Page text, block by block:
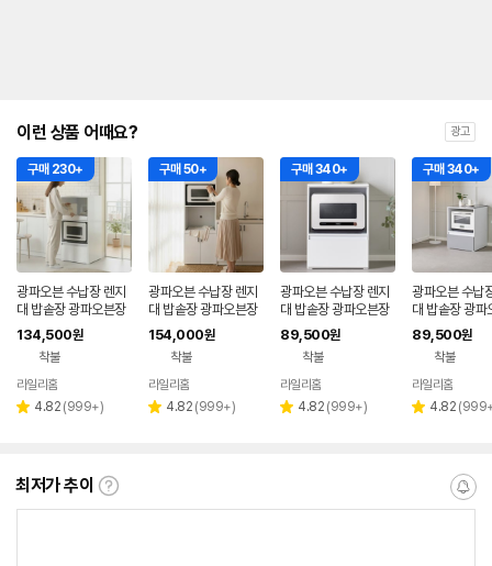
이런 상품 어때요? 광고
구매 230+
광파오븐 수납장 렌지
대 밥솥장 광파오븐장
큐커장 오븐선반 밥솥
전자렌지대 600x55
0x1200mm, 3단, 화
이트
134,500원
착불
라일리홈
별 4.82 리
(999+)
구매 50+
광파오븐 수납장 렌지
대 밥솥장 광파오븐장
큐커장 오븐선반 밥솥
전자렌지대 600x55
0x1800mm, 5단, 화
이트
154,000원
착불
라일리홈
별 4.82 리
(999+)
구매 340+
광파오븐 수납장 렌지
대 밥솥장 광파오븐장
큐커장 오븐선반 밥솥
전자렌지대 600x58
0x825mm, 2단, 화
이트
89,500원
착불
라일리홈
별 4.82 리
(999+)
구매 340+
광파오븐 수납
대 밥솥장 광파
큐커장 오븐선
전자렌지대
0x825mm, 2
레이
89,500원
착불
라일리홈
별 4.82 리
(
최저가 추이
최
알